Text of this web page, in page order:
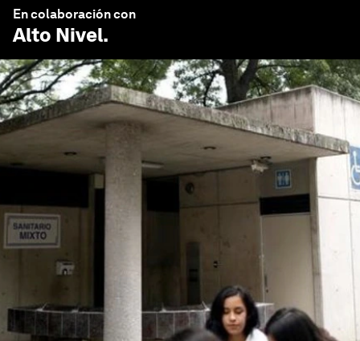
En colaboración con
Alto Nivel.